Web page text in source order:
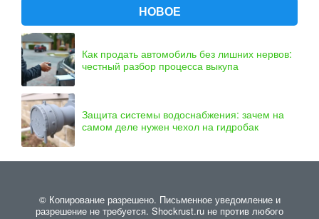
НОВОЕ
Как продать автомобиль без лишних нервов:
честный разбор процесса выкупа
Защита системы водоснабжения: зачем на
самом деле нужен чехол на гидробак
© Копирование разрешено. Письменное уведомление и
разрешение не требуется. Shockrust.ru не против любого